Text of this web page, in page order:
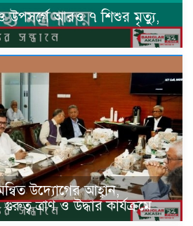
উপসর্গে আরও ৭ শিশুর মৃত্যু,
উদ্যোগের আহ্বান,
ত্রাণ ও উদ্ধার কার্যক্রমে